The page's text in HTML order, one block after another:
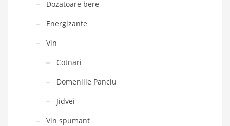
Dozatoare bere
Energizante
Vin
Cotnari
Domeniile Panciu
Jidvei
Vin spumant